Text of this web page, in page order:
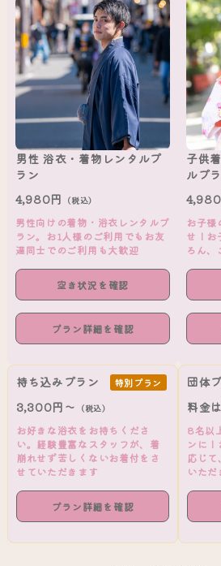
男性 浴衣・着物レンタルプ
ラン
4,980円 （税込）
男性向けの着物・浴衣レンタルプ
ラン。お1人様のご利用でもお友
達同士でのご利用も大歓迎
空き状況を確認
プラン詳細を確認
子供
ルプ
お子様
せ！お
ろん、
持ち込みプラン 特別プラン
3,300円～ （税込）
お好きな浴衣をお持ちくださ
い。経験豊富なスタッフが、着
崩れせず苦しくないお着付をさ
せていただきます
プラン詳細を確認
団体
料金
8名以
ンに
応じ
いただ